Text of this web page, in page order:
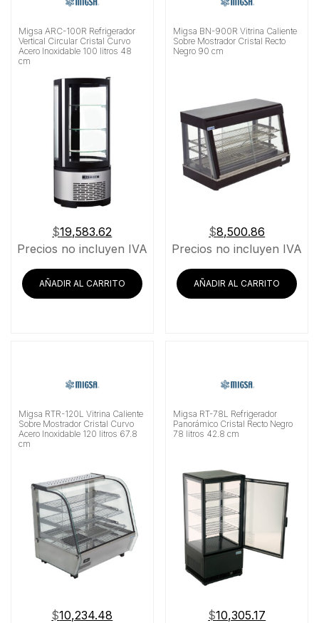
Migsa ARC-100R Refrigerador
Vertical Circular Cristal Curvo
Acero Inoxidable 100 litros 48
cm
$19,583.62
Precios no incluyen IVA
AÑADIR AL CARRITO
Migsa BN-900R Vitrina Caliente
Sobre Mostrador Cristal Recto
Negro 90 cm
$8,500.86
Precios no incluyen IVA
AÑADIR AL CARRITO
Migsa RTR-120L Vitrina Caliente
Sobre Mostrador Cristal Curvo
Acero Inoxidable 120 litros 67.8
cm
$10,234.48
Migsa RT-78L Refrigerador
Panorámico Cristal Recto Negro
78 litros 42.8 cm
$10,305.17